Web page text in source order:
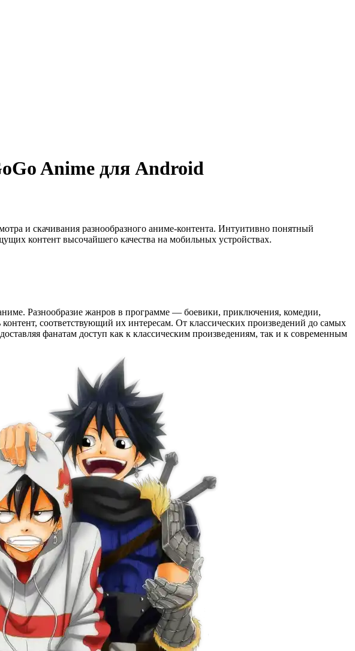
Anime для Android
и скачивания разнообразного аниме-контента. Интуитивно понятный
контент высочайшего качества на мобильных устройствах.
Разнообразие жанров в программе — боевики, приключения, комедии,
соответствующий их интересам. От классических произведений до самых
фанатам доступ как к классическим произведениям, так и к современным